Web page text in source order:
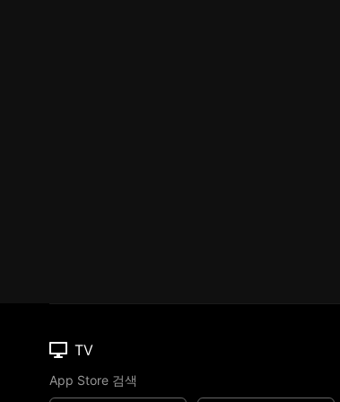
TV
App Store 검색